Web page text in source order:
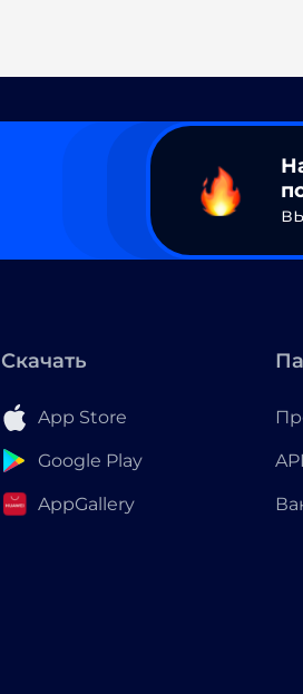
Скачать
App Store
Google Play
AppGallery
API